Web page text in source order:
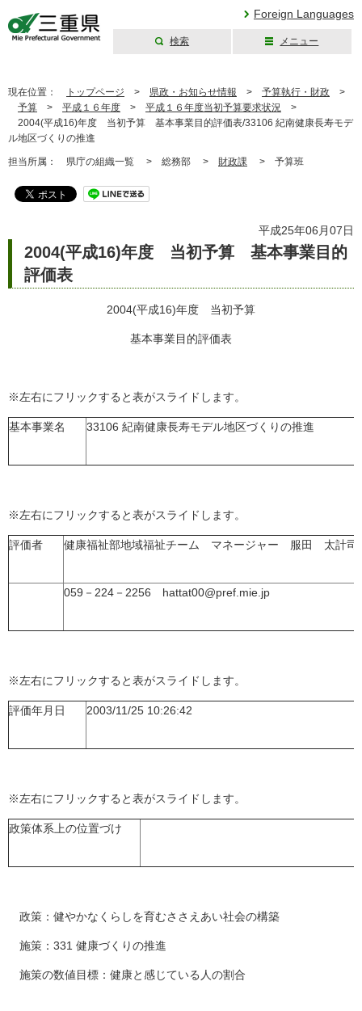
Foreign Languages
検索 メニュー
現在位置： トップページ > 県政・お知らせ情報 > 予算執行・財政 >
予算 > 平成１６年度 > 平成１６年度当初予算要求状況 >
2004(平成16)年度 当初予算 基本事業目的評価表/33106 紀南健康長寿モデ
ル地区づくりの推進
担当所属： 県庁の組織一覧 > 総務部 > 財政課 > 予算班
平成25年06月07日
2004(平成16)年度 当初予算 基本事業目的
評価表
2004(平成16)年度 当初予算
基本事業目的評価表
※左右にフリックすると表がスライドします。
基本事業名 33106 紀南健康長寿モデル地区づくりの推進
※左右にフリックすると表がスライドします。
評価者 健康福祉部地域福祉チーム マネージャー 服田 太計司
059－224－2256 hattat00@pref.mie.jp
※左右にフリックすると表がスライドします。
評価年月日 2003/11/25 10:26:42
※左右にフリックすると表がスライドします。
政策体系上の位置づけ
政策：健やかなくらしを育むささえあい社会の構築
施策：331 健康づくりの推進
施策の数値目標：健康と感じている人の割合